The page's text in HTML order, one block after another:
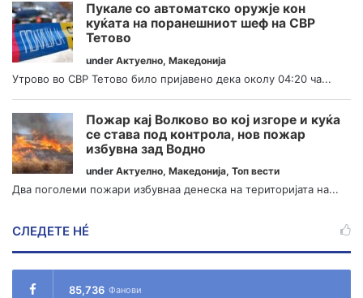
Пукале со автоматско оружје кон
куќата на поранешниот шеф на СВР
Тетово
under Актуелно, Македонија
Утрово во СВР Тетово било пријавено дека околу 04:20 ча...
Пожар кај Волково во кој изгоре и куќа
се става под контрола, нов пожар
избувна зад Водно
under Актуелно, Македонија, Топ вести
Два поголеми пожари избувнаа денеска на територијата на...
СЛЕДЕТЕ НÉ
85,736 Фанови